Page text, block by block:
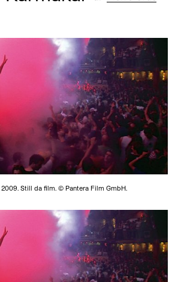
Still da film. © Pantera Film GmbH.